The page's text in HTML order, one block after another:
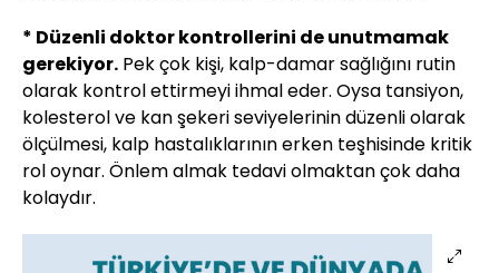
* Düzenli doktor kontrollerini de unutmamak
gerekiyor. Pek çok kişi, kalp-damar sağlığını rutin
olarak kontrol ettirmeyi ihmal eder. Oysa tansiyon,
kolesterol ve kan şekeri seviyelerinin düzenli olarak
ölçülmesi, kalp hastalıklarının erken teşhisinde kritik
rol oynar. Önlem almak tedavi olmaktan çok daha
kolaydır.